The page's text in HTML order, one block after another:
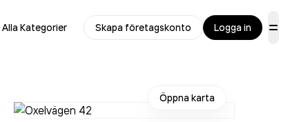
Alla Kategorier Skapa företagskonto Logga in
Öppna karta